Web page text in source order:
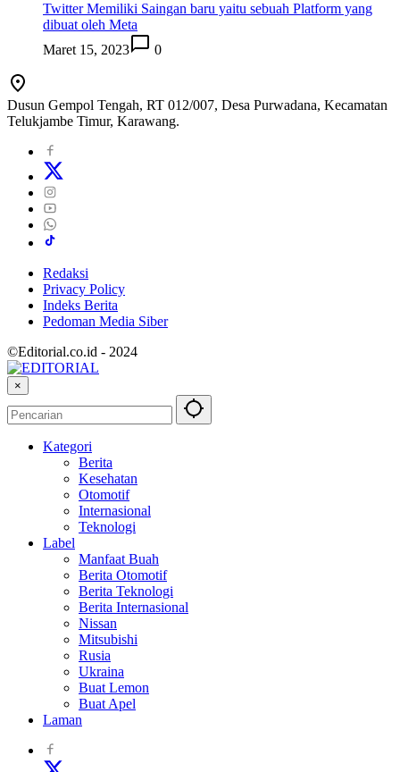
Twitter Memiliki Saingan baru yaitu sebuah Platform yang
dibuat oleh Meta
Maret 15, 2023
0
Dusun Gempol Tengah, RT 012/007, Desa Purwadana, Kecamatan
Telukjambe Timur, Karawang.
Redaksi
Privacy Policy
Indeks Berita
Pedoman Media Siber
©Editorial.co.id - 2024
×
Kategori
Berita
Kesehatan
Otomotif
Internasional
Teknologi
Label
Manfaat Buah
Berita Otomotif
Berita Teknologi
Berita Internasional
Nissan
Mitsubishi
Rusia
Ukraina
Buat Lemon
Buat Apel
Laman